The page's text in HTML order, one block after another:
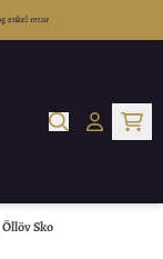
enkel retur
Öllöv Sko